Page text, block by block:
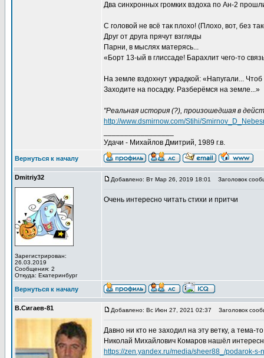
Два синхронных громких вздоха по Ан-2
С головой не всё так плохо! (Плохо, вот, без
Друг от друга прячут взгляды
Парни, в мыслях матерясь...
«Борт 13-ый в глиссаде! Барахлит чего-то
На земле вздохнут украдкой: «Напугали...
Заходите на посадку. Разберёмся на земле...»
"Реальная история (?), произошедшая в
http://www.dsmirnow.com/Stihi/
Удачи - Михайлов Дмитрий, 1989 г.в.
Вернуться к началу
Dmitriу32
Зарегистрирован:
26.03.2019
Сообщения: 2
Откуда: Екатеринбург
Добавлено: Вт Мар 26, 2019 18:01 Заголовок
Очень интересно читать стихи и притчи
Вернуться к началу
В.Сигаев-81 Добавлено: Вс Июн 27, 2021 02:37 Заголовок
Давно ни кто не заходил на эту ветку, а тема-
Николай Михайлович Комаров нашёл
https://zen.yandex.ru/media/sheer88_/podarok-